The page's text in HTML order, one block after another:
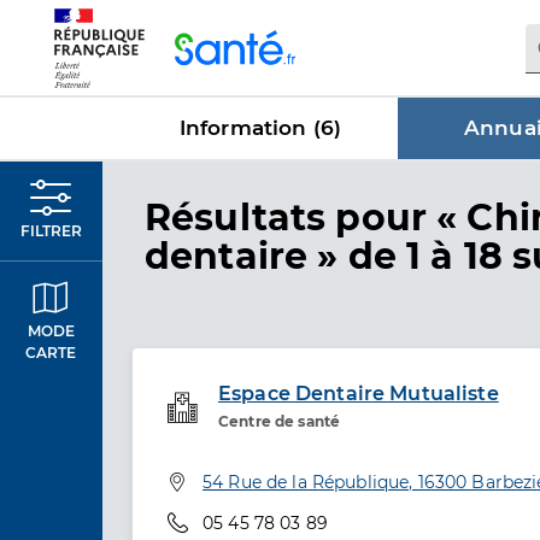
Information (6)
FILTRER
MODE
CARTE
Résultats dans
pour «
dentaire » de 1 à 18
Espace Dentaire Mutualiste
Centre de santé
Service de santé
Adresse
54 Rue de la République, 16300
Téléphone
05 45 78 03 89
Panneau de gestion des cookies